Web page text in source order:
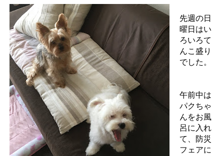
先週の日
曜日はい
ろいろて
んこ盛り
でした。
午前中は
パクちゃ
んをお風
呂に入れ
て、防災
フェアに